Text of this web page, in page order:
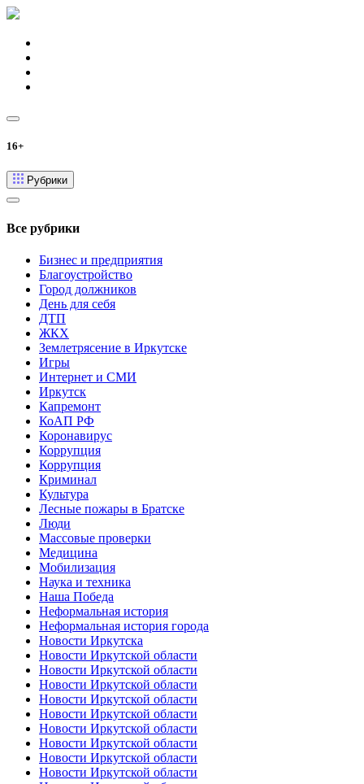
16+
Рубрики
Все рубрики
Бизнес и предприятия
Благоустройство
Город должников
День для себя
ДТП
ЖКХ
Землетрясение в Иркутске
Игры
Интернет и СМИ
Иркутск
Капремонт
КоАП РФ
Коронавирус
Коррупция
Коррупция
Криминал
Культура
Лесные пожары в Братске
Люди
Массовые проверки
Медицина
Мобилизация
Наука и техника
Наша Победа
Неформальная история
Неформальная история города
Новости Иркутска
Новости Иркутской области
Новости Иркутской области
Новости Иркутской области
Новости Иркутской области
Новости Иркутской области
Новости Иркутской области
Новости Иркутской области
Новости Иркутской области
Новости Иркутской области